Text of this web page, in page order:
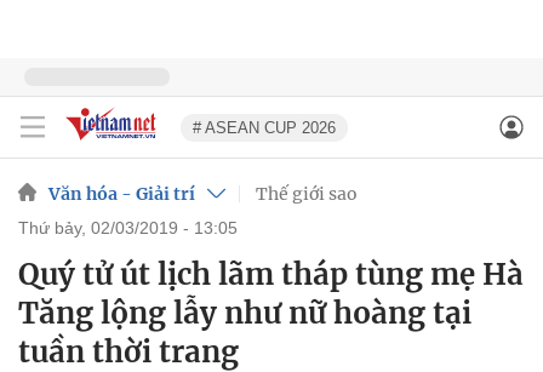
# ASEAN CUP 2026
Văn hóa - Giải trí Thế giới sao
thứ bảy, 02/03/2019 - 13:05
Quý tử út lịch lãm tháp tùng mẹ Hà
Tăng lộng lẫy như nữ hoàng tại
tuần thời trang